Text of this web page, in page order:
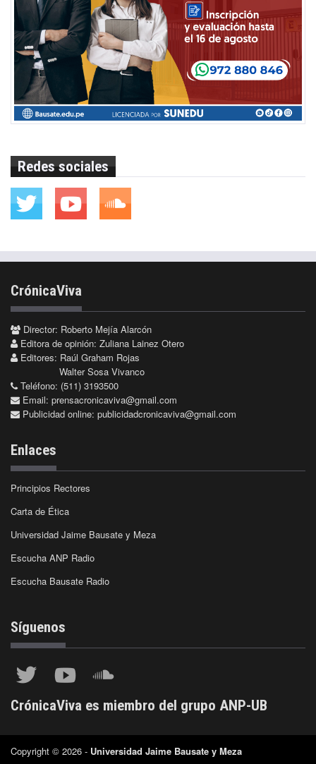
Redes sociales
CrónicaViva
Director: Roberto Mejía Alarcón
Editora de opinión: Zuliana Lainez Otero
Editores: Raúl Graham Rojas
Walter Sosa Vivanco
Teléfono: (511) 3193500
Email: prensacronicaviva@gmail.com
Publicidad online: publicidadcronicaviva@gmail.com
Enlaces
Principios Rectores
Carta de Ética
Universidad Jaime Bausate y Meza
Escucha ANP Radio
Escucha Bausate Radio
Síguenos
CrónicaViva es miembro del grupo ANP-UB
Copyright © 2026 - Universidad Jaime Bausate y Meza